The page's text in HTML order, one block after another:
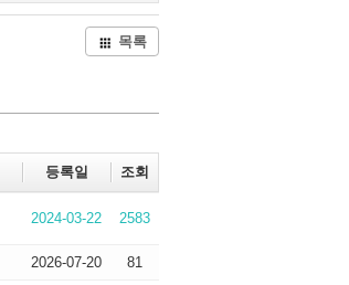
목록
등록일 조회
2024-03-22 2583
2026-07-20 81